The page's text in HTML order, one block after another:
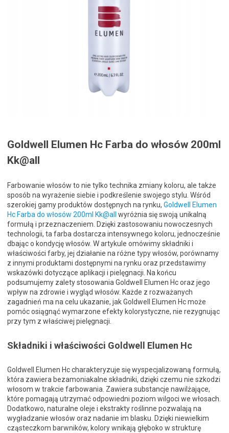
Goldwell Elumen Hc Farba do włosów 200ml
Kk@all
Farbowanie włosów to nie tylko technika zmiany koloru, ale także
sposób na wyrażenie siebie i podkreślenie swojego stylu. Wśród
szerokiej gamy produktów dostępnych na rynku, Goldwell Elumen
Hc Farba do włosów 200ml Kk@all
wyróżnia się swoją unikalną
formułą i przeznaczeniem. Dzięki zastosowaniu nowoczesnych
technologii, ta farba dostarcza intensywnego koloru, jednocześnie
dbając o kondycję włosów. W artykule omówimy składniki i
właściwości farby, jej działanie na różne typy włosów, porównamy
z innymi produktami dostępnymi na rynku oraz przedstawimy
wskazówki dotyczące aplikacji i pielęgnacji. Na końcu
podsumujemy zalety stosowania Goldwell Elumen Hc oraz jego
wpływ na zdrowie i wygląd włosów. Każde z rozważanych
zagadnień ma na celu ukazanie, jak Goldwell Elumen Hc może
pomóc osiągnąć wymarzone efekty kolorystyczne, nie rezygnując
przy tym z właściwej pielęgnacji.
Składniki i właściwości Goldwell Elumen Hc
Goldwell Elumen Hc charakteryzuje się wyspecjalizowaną formułą,
która zawiera bezamoniakalne składniki, dzięki czemu nie szkodzi
włosom w trakcie farbowania. Zawiera substancje nawilżające,
które pomagają utrzymać odpowiedni poziom wilgoci we włosach.
Dodatkowo, naturalne oleje i ekstrakty roślinne pozwalają na
wygładzanie włosów oraz nadanie im blasku. Dzięki niewielkim
cząsteczkom barwników, kolory wnikają głęboko w strukturę